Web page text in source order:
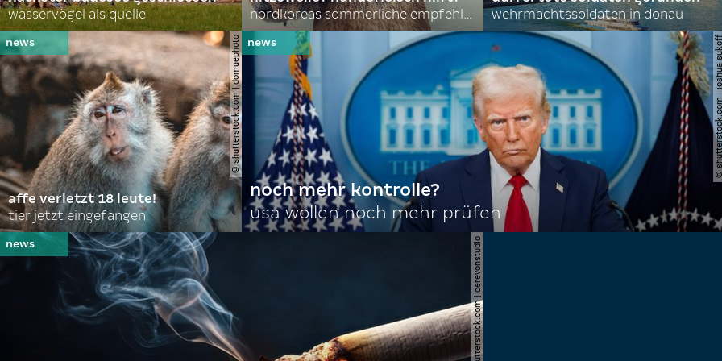
wasservögel als quelle
nordkoreas sommerliche empfehlungen
wehrmachtssoldaten in donau
© shutterstock.com | domuephoto
affe verletzt 18 leute!
tier jetzt eingefangen
©
noch mehr kontrolle?
usa wollen noch mehr prüfen
© shutterstock.com | cerevonstudio